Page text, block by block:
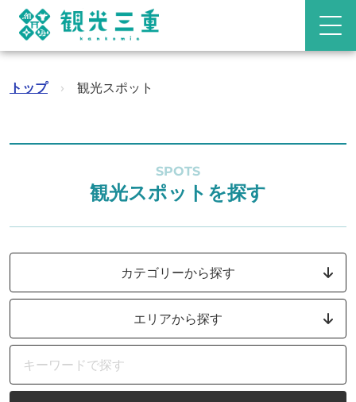
トップ › 観光スポット
SPOTS
観光スポットを探す
カテゴリーから探す
エリアから探す